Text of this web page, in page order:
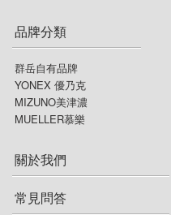
品牌分類
群岳自有品牌
YONEX 優乃克
MIZUNO美津濃
MUELLER慕樂
關於我們
常見問答